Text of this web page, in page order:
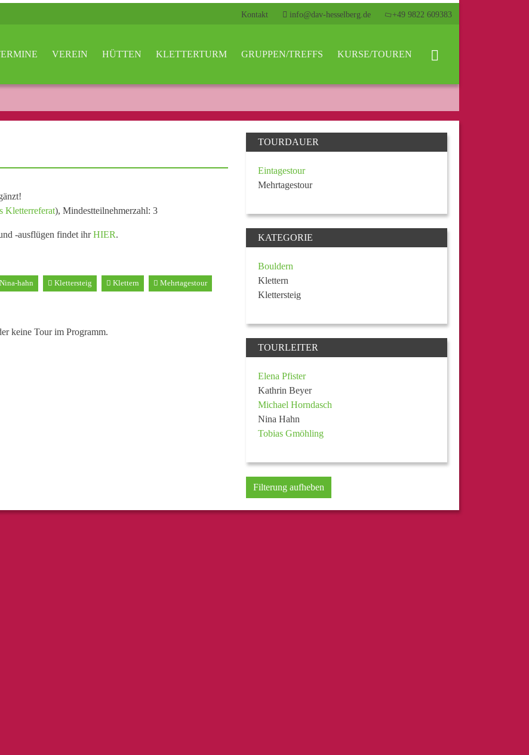
Kontakt info@dav-hesselberg.de +49 9822 609383
VEREIN HÜTTEN KLETTERTURM GRUPPEN/TREFFS KURSE/TOUREN
Kletterreferat), Mindestteilnehmerzahl: 3
-ausflügen findet ihrHIER.
Nina-hahn Klettersteig Klettern Mehrtagestour
keine Tour im Programm.
TOURDAUER
Eintagestour
Mehrtagestour
KATEGORIE
Bouldern
Klettern
Klettersteig
TOURLEITER
Elena Pfister
Kathrin Beyer
Michael Horndasch
Nina Hahn
Tobias Gmöhling
Filterung aufheben